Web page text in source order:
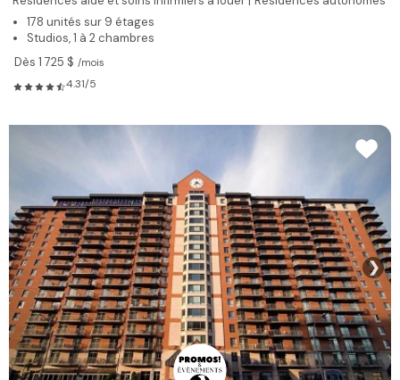
178 unités sur 9 étages
Studios, 1 à 2 chambres
Dès 1 725 $ /mois
4.31/5
❯